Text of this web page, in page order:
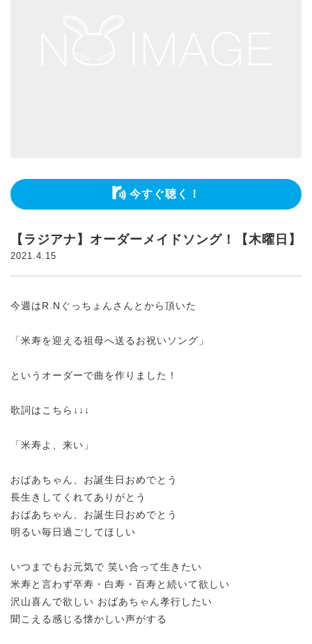
今すぐ聴く！
【ラジアナ】オーダーメイドソング！【木曜日】
2021.4.15
今週はR.Nぐっちょんさんとから頂いた
「米寿を迎える祖母へ送るお祝いソング」
というオーダーで曲を作りました！
歌詞はこちら↓↓↓
「米寿よ、来い」
おばあちゃん、お誕生日おめでとう
長生きしてくれてありがとう
おばあちゃん、お誕生日おめでとう
明るい毎日過ごしてほしい
いつまでもお元気で 笑い合って生きたい
米寿と言わず卒寿・白寿・百寿と続いて欲しい
沢山喜んで欲しい おばあちゃん孝行したい
聞こえる感じる懐かしい声がする